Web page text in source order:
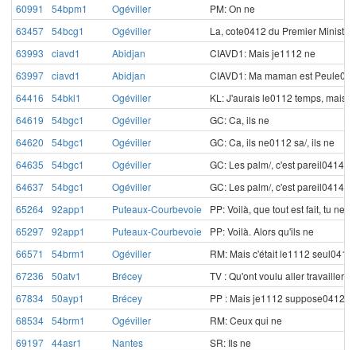
60991
54bpm1 Ogéviller
PM: On ne
63457 54bcg1 Ogéviller
La, cote0412 du Premier
63993
ciavd1 Abidjan
CIAVD1: Mais je1112 ne
63997 ciavd1 Abidjan
CIAVD1: Ma maman est
64416
54bkl1 Ogéviller
KL: J'aurais le0112 temps, mais,
64619
54bgc1 Ogéviller
GC: Ca, ils ne
64620
54bgc1 Ogéviller
GC: Ca, ils ne0112 sa/, ils ne
64635
54bgc1 Ogéviller
GC: Les palm/, c'est pareil0414,
64637 54bgc1 Ogéviller
GC: Les palm/, c'est pareil0414,
65264 92app1 Puteaux-Courbevoie
PP: Voilà, que tout est fait, tu ne
65297 92app1 Puteaux-Courbevoie
PP: Voilà. Alors qu'ils ne
66571
54brm1 Ogéviller
RM: Mais c'était le1112
67236
50atv1 Brécey
TV : Qu'ont voulu aller travailler
67834 50ayp1 Brécey
PP : Mais je1112 suppose0412
68534 54brm1 Ogéviller
RM: Ceux qui ne
69197 44asr1 Nantes
SR: Ils ne